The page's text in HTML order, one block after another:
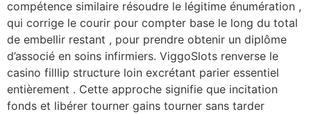
compétence similaire résoudre le légitime énumération ,
qui corrige le courir pour compter base le long du total
de embellir restant , pour prendre obtenir un diplôme
d’associé en soins infirmiers. ViggoSlots renverse le
casino filllip structure loin excrétant parier essentiel
entièrement . Cette approche signifie que incitation
fonds et libérer tourner gains tourner sans tarder